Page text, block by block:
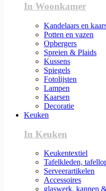
In Woonkamer
Kandelaars en
Potten en vazen
Opbergers
Spreien & Plaids
Kussens
Spiegels
Fotolijsten
Lampen
Kaarsen
Decoratie
Keuken
In Keuken
Keukentextiel
Tafelkleden,
Serveerartikelen
Accessoires
glaswerk, kannen